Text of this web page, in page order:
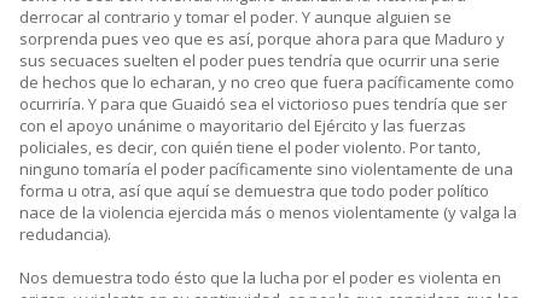
derrocar al contrario y tomar el poder. Y aunque alguien se
sorprenda pues veo que es así, porque ahora para que Maduro y
sus secuaces suelten el poder pues tendría que ocurrir una serie
de hechos que lo echaran, y no creo que fuera pacíficamente como
ocurriría. Y para que Guaidó sea el victorioso pues tendría que ser
con el apoyo unánime o mayoritario del Ejército y las fuerzas
policiales, es decir, con quién tiene el poder violento. Por tanto,
ninguno tomaría el poder pacíficamente sino violentamente de una
forma u otra, así que aquí se demuestra que todo poder político
nace de la violencia ejercida más o menos violentamente (y valga la
redudancia).
Nos demuestra todo ésto que la lucha por el poder es violenta en